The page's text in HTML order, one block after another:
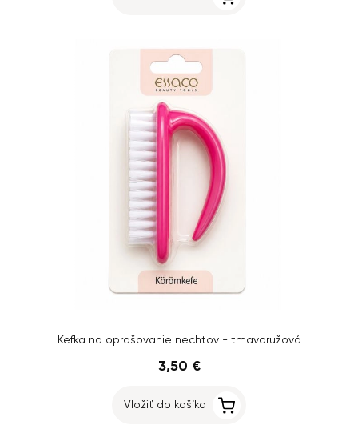
Kefka na oprašovanie nechtov - tmavoružová
3,50 €
Vložiť do košíka